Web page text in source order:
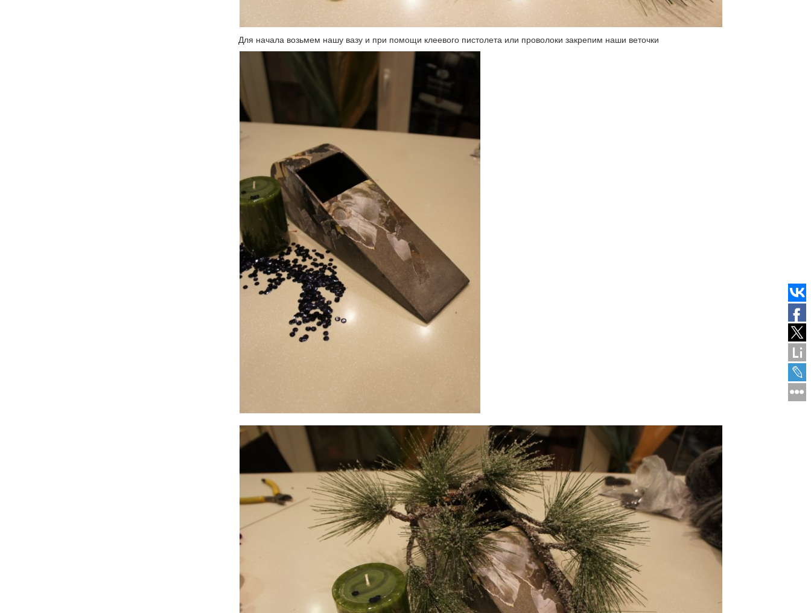
Для начала возьмем нашу вазу и при помощи клеевого пистолета или проволоки закрепим наши веточки